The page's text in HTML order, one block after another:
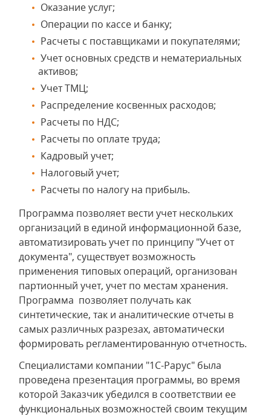
Оказание услуг;
Операции по кассе и банку;
Расчеты с поставщиками и покупателями;
Учет основных средств и нематериальных
активов;
Учет ТМЦ;
Распределение косвенных расходов;
Расчеты по НДС;
Расчеты по оплате труда;
Кадровый учет;
Налоговый учет;
Расчеты по налогу на прибыль.
Программа позволяет вести учет нескольких
организаций в единой информационной базе,
автоматизировать учет по принципу "Учет от
документа", существует возможность
применения типовых операций, организован
партионный учет, учет по местам хранения.
Программа позволяет получать как
синтетические, так и аналитические отчеты в
самых различных разрезах, автоматически
формировать регламентированную отчетность.
Специалистами компании "1С-Рарус" была
проведена презентация программы, во время
которой Заказчик убедился в соответствии ее
функциональных возможностей своим текущим